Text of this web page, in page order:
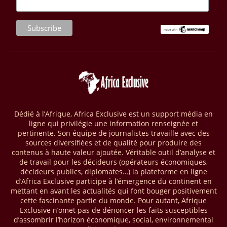
28/03/26 AFRIQUE - MOBILE MONEY
Selon le rapport publié par l’Association mondiale des opérateurs de
par les comptes de mobile money en Afrique au cours de l'année
2025, en hausse d'environ 27 % par rapport à 2024. Le rapport intitulé
« The State of the Industry Report on Mobile Money 2026 » précise
mobile money réalisées à l’échelle mondiale, qui s’est établie à 2091
milliards USD (+23 % par rapport à 2024). L’Afrique a également
enregistré environ 74 % du nombre de transactions de Mobile money
répertoriées l’an passé dans le monde, avec environ 92 milliards de
transactions (+16 % par rapport à 2024) sur un total de 125 milliards
dans le monde.
28/03/26 AFRIQUE - ECONOMIE CREATIVE
Une rapport publié dernièrement par le Boston Consulting Group, et
intitulé « Africa Unleashed: Empowering Women in Creative Industries
», dresse un état des lieux saisissant de l'économie créative africaine
Dédié à l’Afrique, Africa Exclusive est un support média en
ligne qui privilégie une information renseignée et
pertinente. Son équipe de journalistes travaille avec des
sources diversifiées et de qualité pour produire des
contenus à haute valeur ajoutée. Véritable outil d’analyse et
de travail pour les décideurs (opérateurs économiques,
décideurs publics, diplomates…) la plateforme en ligne
d’Africa Exclusive participe à l’émergence du continent en
mettant en avant les actualités qui font bouger positivement
cette fascinante partie du monde. Pour autant, Afrique
Exclusive n’omet pas de dénoncer les faits susceptibles
d’assombrir l’horizon économique, social, environnemental